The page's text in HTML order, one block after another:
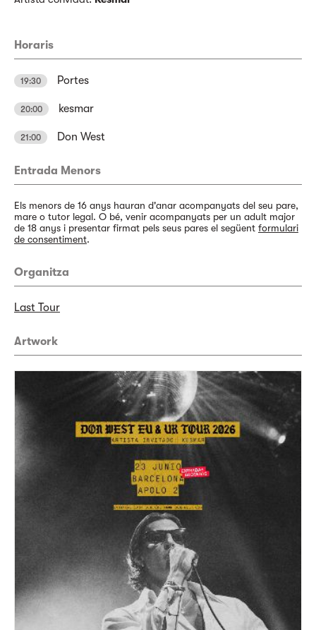
Horaris
19:30 Portes
20:00 kesmar
21:00 Don West
Entrada Menors
Els menors de 16 anys hauran d'anar acompanyats del seu pare,
mare o tutor legal. O bé, venir acompanyats per un adult major
de 18 anys i presentar firmat pels seus pares el següent formulari
de consentiment.
Organitza
Last Tour
Artwork